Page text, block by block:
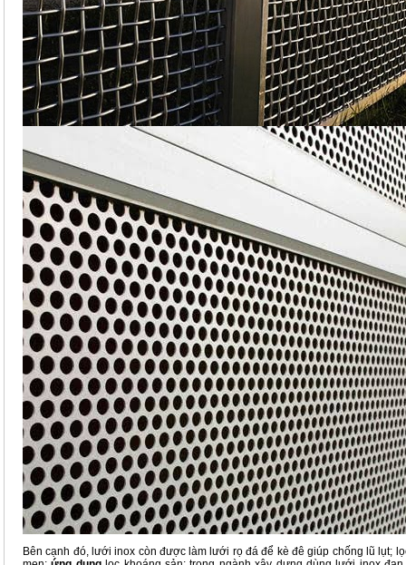
Bên cạnh đó, lưới inox còn được làm lưới rọ đá để kè đê giúp chống lũ lụt;